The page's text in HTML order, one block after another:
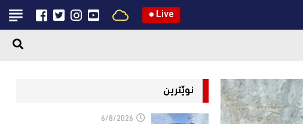
● Live
نوێترین
6/8/2026